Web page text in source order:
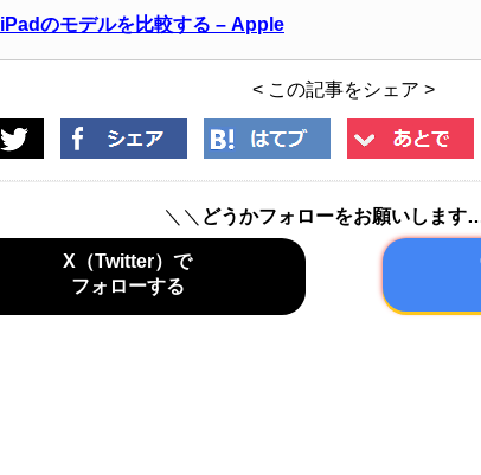
iPadのモデルを比較する – Apple
< この記事をシェア >
＼＼ どうかフォローをお願いします
X（Twitter）で
フォローする